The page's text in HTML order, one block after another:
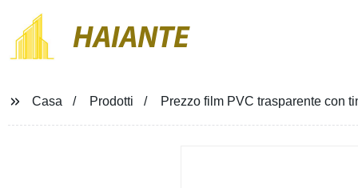
HAIANTE
Casa Prodotti Prezzo film PVC trasparente con